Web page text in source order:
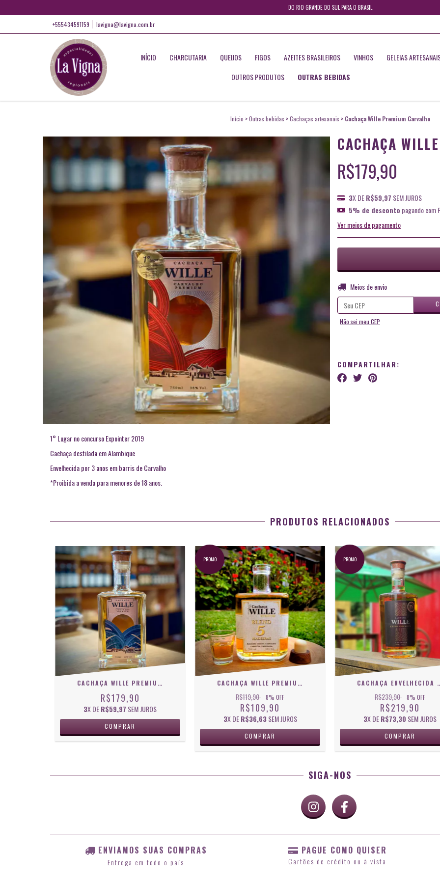
DO RIO GRANDE DO SUL PARA O BRASIL
+555434591159 lavigna@lavigna.com.br
INÍCIO CHARCUTARIA QUEIJOS FIGOS AZEITES BRASILEIROS VINHOS
GELEIAS
OUTROS PRODUTOS
OUTRAS BEBIDAS
Início > Outras bebidas > Cachaças artesanais > Cachaça Wille Premium Carvalho
CACHAÇA
R$179,90
3X DER$59,97 SEM JUROS
5% de desconto pagando com
Ver meios de pagamento
Entregas para o CEP:
Meios de envio
Não sei meu CEP
COMPARTILHAR:
1° Lugar no concurso Expointer 2019
Cachaça destilada em Alambique
Envelhecida por 3 anos em barris de Carvalho
*Proibida a venda para menores de 18 anos.
PRODUTOS RELACIONADOS
CACHAÇA WILLE PREMIUM UMBURANA
R$179,90
3X DER$59,97 SEM JUROS
PROMO
CACHAÇA WILLE PREMIUM 5 MADEIRAS 700 ML
R$119,90 8% OFF
R$109,90
3X DER$36,63SEM JUROS
PROMO
CACHAÇA ENVELHECIDA
R$239,90 8% OFF
R$219,90
3X DER$73,30 SEM JUROS
SIGA-NOS
ENVIAMOS SUAS COMPRAS
Entrega em todo o país
PAGUE COMO QUISER
Cartões de crédito ou à vista